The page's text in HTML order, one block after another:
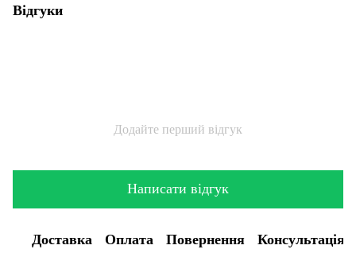
Відгуки
Додайте перший відгук
Написати відгук
Доставка Оплата Повернення Консультація